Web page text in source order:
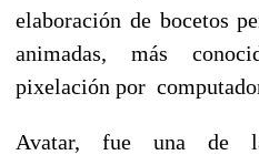
elaboración de bocetos
animadas, más
pixelación por
Avatar, fue una de